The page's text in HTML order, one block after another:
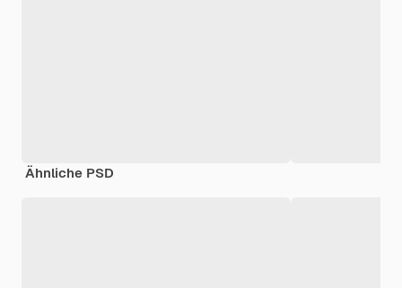
Ähnliche PSD